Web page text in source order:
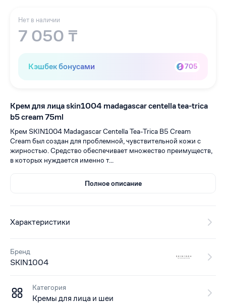
Нет в наличии
7 050 ₸
Кэшбек бонусами 705
Крем для лица skin1004 madagascar centella tea-trica
b5 cream 75ml
Крем SKIN1004 Madagascar Centella Tea-Trica B5 Cream
Cream был создан для проблемной, чувствительной кожи с
жирностью. Средство обеспечивает множество преимуществ,
в которых нуждается именно т...
Полное описание
Характеристики
Бренд
SKIN1004
Категория
Кремы для лица и шеи